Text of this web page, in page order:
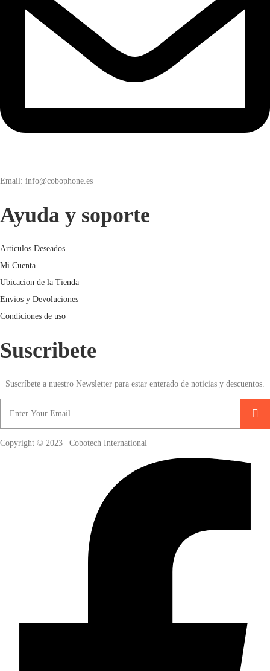
Email: info@cobophone.es
Ayuda y soporte
Articulos Deseados
Mi Cuenta
Ubicacion de la Tienda
Envios y Devoluciones
Condiciones de uso
Suscribete
Suscríbete a nuestro Newsletter para estar enterado de noticias y descuentos.
Copyright © 2023 | Cobotech International